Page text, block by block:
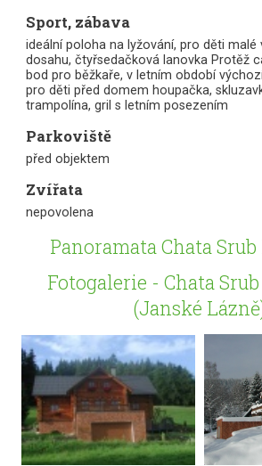
Sport, zábava
ideální poloha na lyžování, pro děti malé
dosahu, čtyřsedačková lanovka Protěž
bod pro běžkaře, v letním období
pro děti před domem houpačka,
trampolína, gril s letním posezením
Parkoviště
před objektem
Zvířata
nepovolena
Panoramata Chata
Fotogalerie - Chata
(Janské